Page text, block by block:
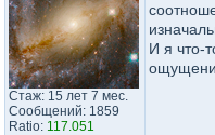
Стаж: 15 лет 7 мес.
Сообщений: 1859
Ratio: 117.051
И я что-